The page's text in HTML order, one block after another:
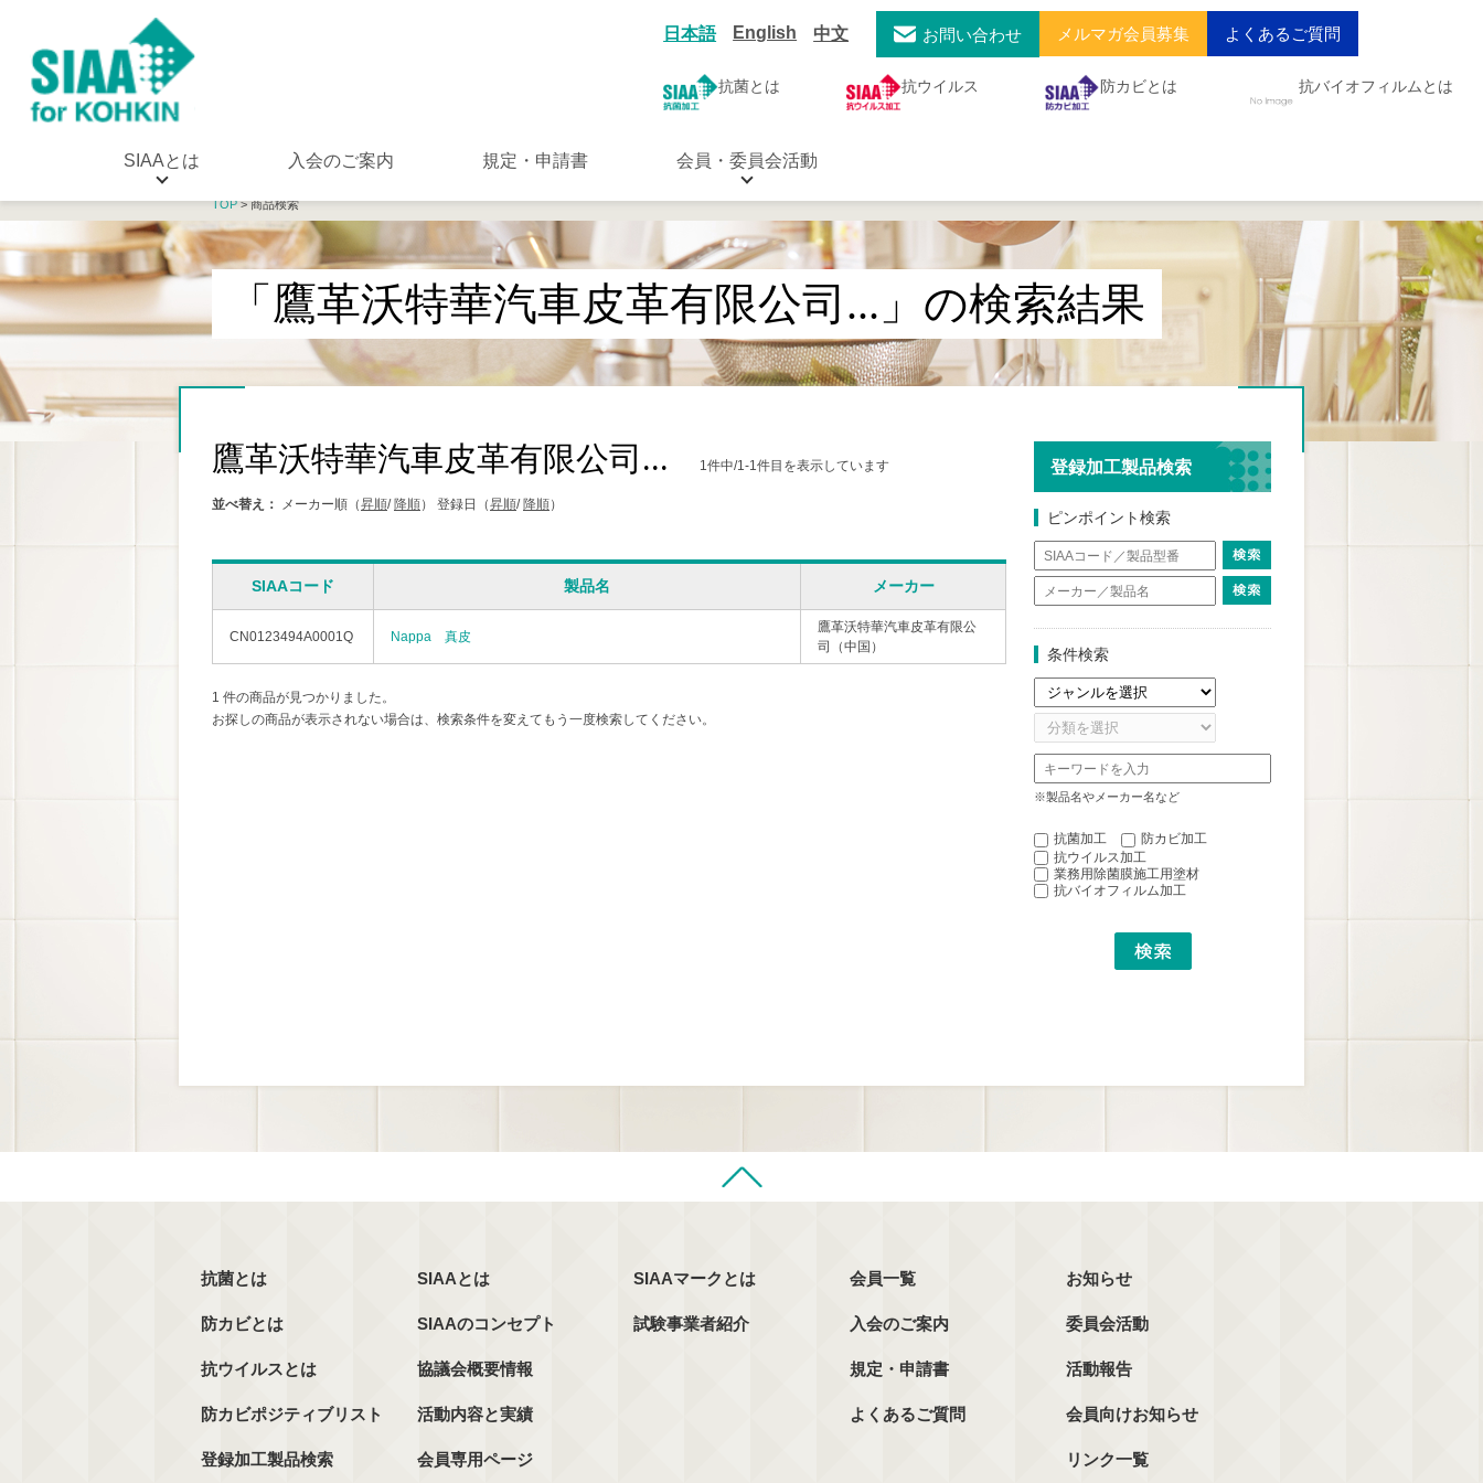
日本語 English 中文 お問い合わせ メルマガ会員募集 よくあるご質問
抗菌とは 抗ウイルス 防カビとは 抗バイオフィルムとは
SIAAとは 入会のご案内 規定・申請書 会員・委員会活動
TOP> 商品検索
「鷹革沃特華汽車皮革有限公司...」の検索結果
鷹革沃特華汽車皮革有限公司... 1件中/1-1件目を表示しています
並べ替え： メーカー順（昇順/ 降順） 登録日（昇順/ 降順）
SIAAコード 製品名 メーカー
CN0123494A0001Q Nappa 真皮
鷹革沃特華汽車皮革有限公
司（中国）
1 件の商品が見つかりました。
お探しの商品が表示されない場合は、検索条件を変えてもう一度検索してください。
登録加工製品検索
ピンポイント検索
条件検索
※製品名やメーカー名など
抗菌加工
防カビ加工
抗ウイルス加工
業務用除菌膜施工用塗材
抗バイオフィルム加工
抗菌とは
防カビとは
抗ウイルスとは
防カビポジティブリスト
登録加工製品検索
SIAAとは
SIAAのコンセプト
協議会概要情報
活動内容と実績
会員専用ページ
SIAAマークとは
試験事業者紹介
会員一覧
入会のご案内
規定・申請書
よくあるご質問
お知らせ
委員会活動
活動報告
会員向けお知らせ
リンク一覧